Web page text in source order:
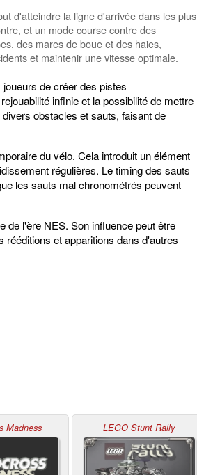
d'atteindre la ligne d'arrivée dans les plus
et un mode course contre des
des mares de boue et des haies,
et maintenir une vitesse optimale.
de créer des pistes
infinie et la possibilité de mettre
obstacles et sauts, faisant de
du vélo. Cela introduit un élément
régulières. Le timing des sauts
les sauts mal chronométrés peuvent
de l'ère NES. Son influence peut être
et apparitions dans d'autres
Madness LEGO Stunt Rally